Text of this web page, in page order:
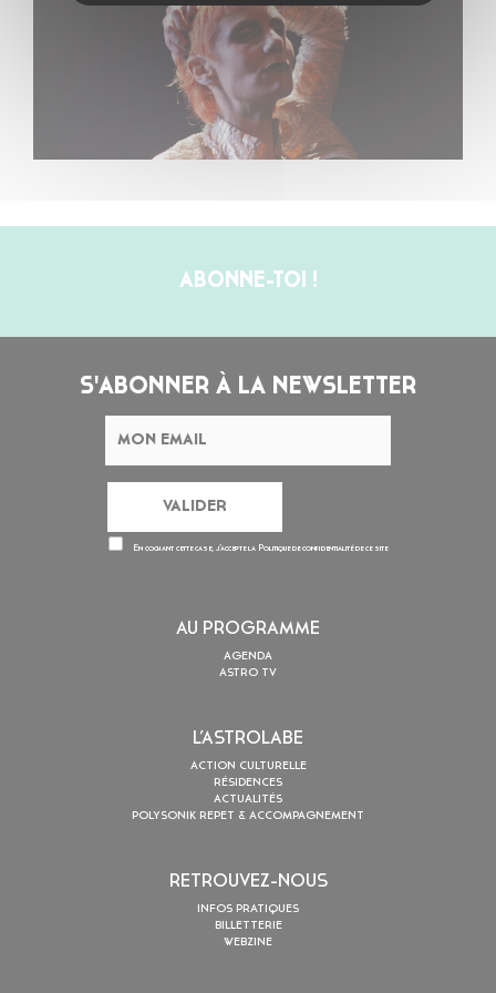
ABONNE-TOI !
S'ABONNER À LA NEWSLETTER
En cochant cette case, j’accepte la Politique de confidentialitéde ce site
AU PROGRAMME
AGENDA
ASTRO TV
L’ASTROLABE
ACTION CULTURELLE
RÉSIDENCES
ACTUALITÉS
POLYSONIK REPET & ACCOMPAGNEMENT
RETROUVEZ-NOUS
INFOS PRATIQUES
BILLETTERIE
WEBZINE